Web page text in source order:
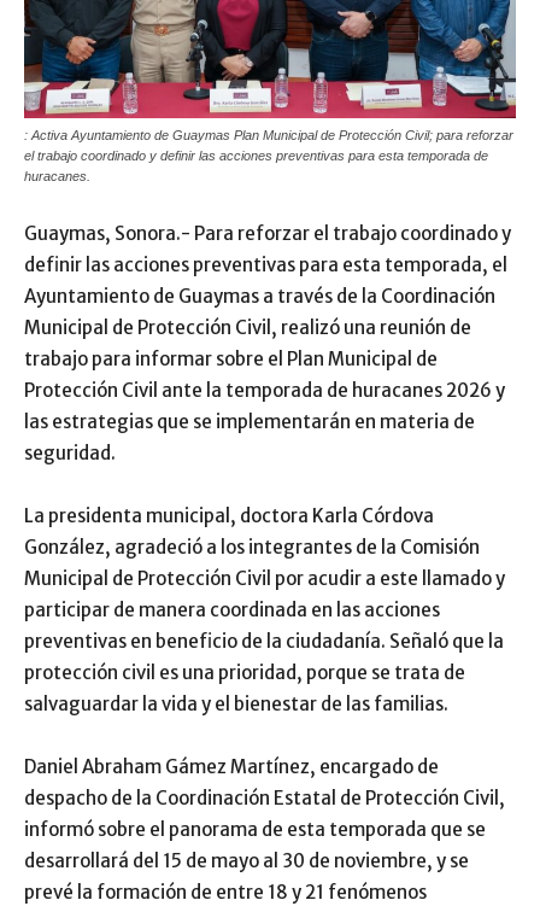
: Activa Ayuntamiento de Guaymas Plan Municipal de Protección Civil; para reforzar
el trabajo coordinado y definir las acciones preventivas para esta temporada de
huracanes.
Guaymas, Sonora.- Para reforzar el trabajo coordinado y
definir las acciones preventivas para esta temporada, el
Ayuntamiento de Guaymas a través de la Coordinación
Municipal de Protección Civil, realizó una reunión de
trabajo para informar sobre el Plan Municipal de
Protección Civil ante la temporada de huracanes 2026 y
las estrategias que se implementarán en materia de
seguridad.
La presidenta municipal, doctora Karla Córdova
González, agradeció a los integrantes de la Comisión
Municipal de Protección Civil por acudir a este llamado y
participar de manera coordinada en las acciones
preventivas en beneficio de la ciudadanía. Señaló que la
protección civil es una prioridad, porque se trata de
salvaguardar la vida y el bienestar de las familias.
Daniel Abraham Gámez Martínez, encargado de
despacho de la Coordinación Estatal de Protección Civil,
informó sobre el panorama de esta temporada que se
desarrollará del 15 de mayo al 30 de noviembre, y se
prevé la formación de entre 18 y 21 fenómenos